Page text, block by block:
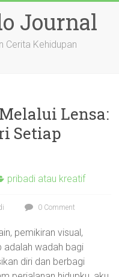
Journal
Cerita Kehidupan
Lensa:
Setiap
pribadi atau kreatif
0 Comment
pemikiran visual,
adalah wadah bagi
diri dan berbagi